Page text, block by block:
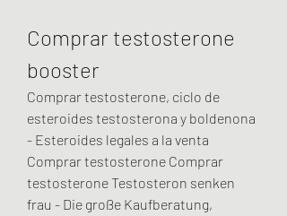
Comprar testosterone
booster
Comprar testosterone, ciclo de
esteroides testosterona y boldenona
- Esteroides legales a la venta
Comprar testosterone Comprar
testosterone Testosteron senken
frau - Die große Kaufberatung,